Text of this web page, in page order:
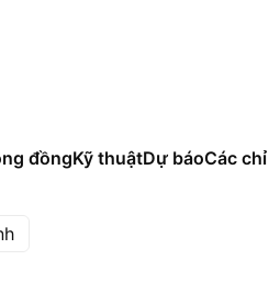
đồngKỹ thuậtDự báoCác chỉ